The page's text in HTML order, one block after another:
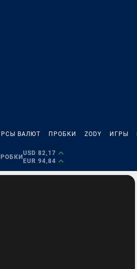
ВАЛЮТ ПРОБКИ ZODY ИГРЫ
USD 82,17
EUR 94,84